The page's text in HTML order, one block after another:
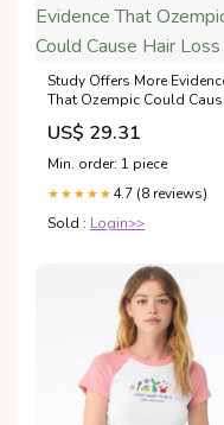
Study Offers More
That Ozempic Could
Hair Loss
US$ 29.31
Min. order: 1 piece
★★★★★ 4.7 (8 reviews)
Sold : Login>>